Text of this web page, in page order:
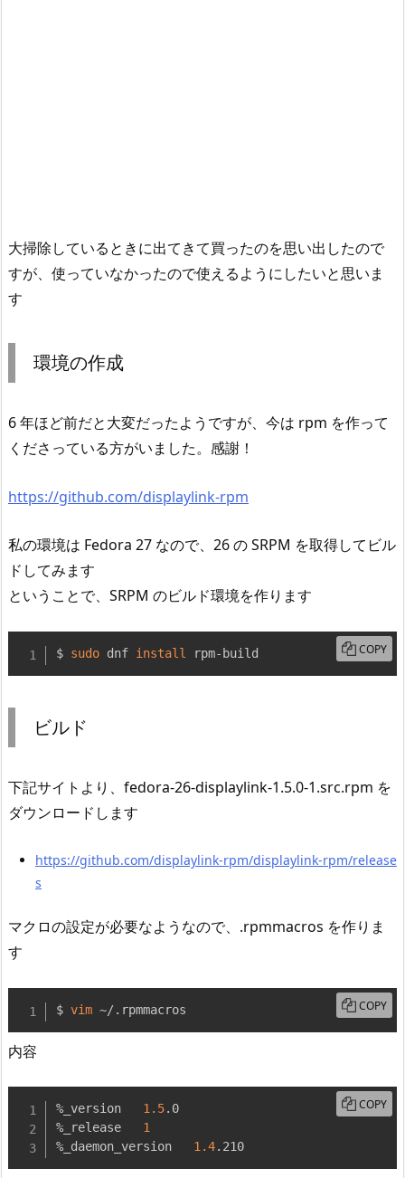
大掃除しているときに出てきて買ったのを思い出したので
すが、使っていなかったので使えるようにしたいと思いま
す
環境の作成
6 年ほど前だと大変だったようですが、今は rpm を作って
くださっている方がいました。感謝！
https://github.com/displaylink-rpm
私の環境は Fedora 27 なので、26 の SRPM を取得してビル
ドしてみます
ということで、SRPM のビルド環境を作ります
$ sudo dnf install rpm-build COPY
ビルド
下記サイトより、fedora-26-displaylink-1.5.0-1.src.rpm を
ダウンロードします
https://github.com/displaylink-rpm/displaylink-rpm/release
s
マクロの設定が必要なようなので、.rpmmacros を作りま
す
$ vim ~/.rpmmacros COPY
内容
%_version 1.5.0
%_release 1
%_daemon_version 1.4.210
COPY